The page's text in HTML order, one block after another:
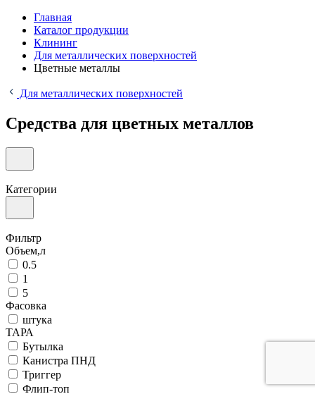
Главная
Каталог продукции
Клининг
Для металлических поверхностей
Цветные металлы
Для металлических поверхностей
Средства для цветных металлов
Категории
Фильтр
Объем,л
0.5
1
5
Фасовка
штука
ТАРА
Бутылка
Канистра ПНД
Триггер
Флип-топ